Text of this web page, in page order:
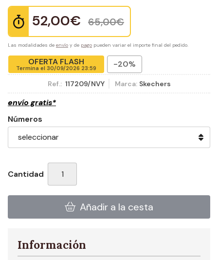
52,00€ 65,00€
Las modalidades de envío y de pago pueden variar el importe final del pedido.
OFERTA FLASH
Termina el 30/09/2026 23:59 -20%
Ref.: 117209/NVY Marca: Skechers
envío gratis*
Números
Cantidad
Añadir a la cesta
Información